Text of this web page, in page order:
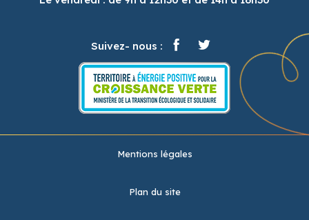
Suivez- nous :
Mentions légales
Plan du site